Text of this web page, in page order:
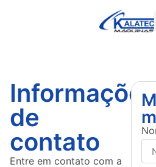
Informações
de
contato
Entre em contato com a